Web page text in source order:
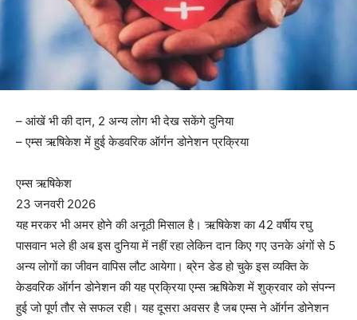
– आंखें भी की दान, 2 अन्य लोग भी देख सकेंगे दुनिया
– एम्स ऋषिकेश में हुई केडवरिक ऑर्गन डोनेशन प्रक्रिया
एम्स ऋषिकेश
23 जनवरी 2026
यह मरकर भी अमर होने की अनूठी मिसाल है। ऋषिकेश का 42 वर्षीय रघु
पासवान भले ही अब इस दुनिया में नहीं रहा लेकिन दान किए गए उनके अंगों से 5
अन्य लोगों का जीवन वापिस लौट आयेगा। ब्रेन डेड हो चुके इस व्यक्ति के
केडवरिक ऑर्गन डोनेशन की यह प्रक्रिया एम्स ऋषिकेश में शुक्रवार को संपन्न
हुई जो पूर्ण तौर से सफल रही। यह दूसरा अवसर है जब एम्स ने ऑर्गन डोनेशन